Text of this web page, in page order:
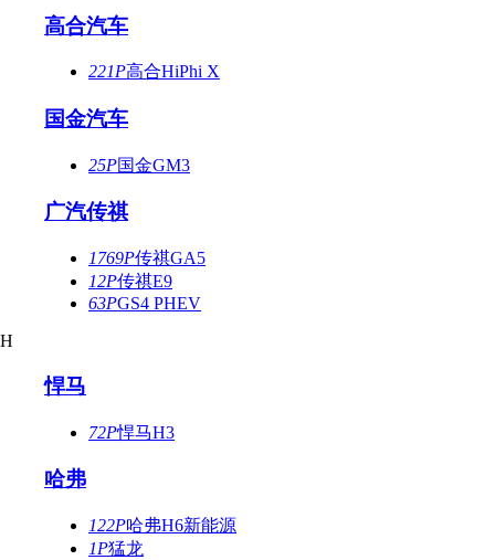
高合汽车
221P高合HiPhi X
国金汽车
25P国金GM3
广汽传祺
1769P传祺GA5
12P传祺E9
63PGS4 PHEV
H
悍马
72P悍马H3
哈弗
122P哈弗H6新能源
1P猛龙